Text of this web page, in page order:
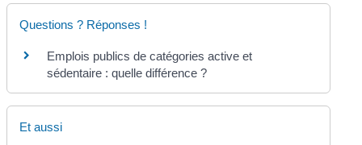
Questions ? Réponses !
Emplois publics de catégories active et
sédentaire : quelle différence ?
Et aussi